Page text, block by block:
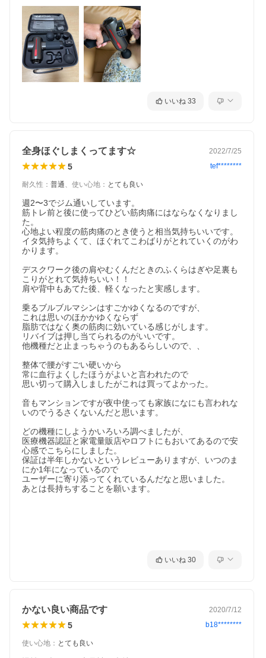
いいね 33
全身ほぐしまくってます☆ 2022/7/25
5 tef********
耐久性 ： 普通、 使い心地 ： とても良い
週2〜3でジム通いしています。
筋トレ前と後に使ってひどい筋肉痛にはならなくなりまし
た。
心地よい程度の筋肉痛のとき使うと相当気持ちいいです。
イタ気持ちよくて、ほぐれてこわばりがとれていくのがわ
かります。
デスクワーク後の肩やむくんだときのふくらはぎや足裏も
こりがとれて気持ちいい！！
肩や背中もあてた後、軽くなったと実感します。
乗るブルブルマシンはすごかゆくなるのですが、
これは思いのほかかゆくならず
脂肪ではなく奥の筋肉に効いている感じがします。
リバイブは押し当てられるのがいいです。
他機種だと止まっちゃうのもあるらしいので、、
整体で腰がすごい硬いから
常に血行よくしたほうがよいと言われたので
思い切って購入しましたがこれは買ってよかった。
音もマンションですが夜中使っても家族になにも言われな
いのでうるさくないんだと思います。
どの機種にしようかいろいろ調べましたが、
医療機器認証と家電量販店やロフトにもおいてあるので安
心感でこちらにしました。
保証は半年しかないというレビューありますが、いつのま
にか1年になっているので
ユーザーに寄り添ってくれているんだなと思いました。
あとは長持ちすることを願います。
いいね 30
かない良い商品です 2020/7/12
5 b18********
使い心地 ： とても良い